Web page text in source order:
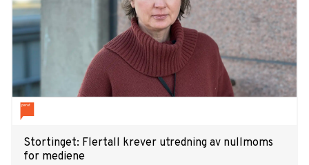
Stortinget: Flertall krever utredning av nullmoms
for mediene